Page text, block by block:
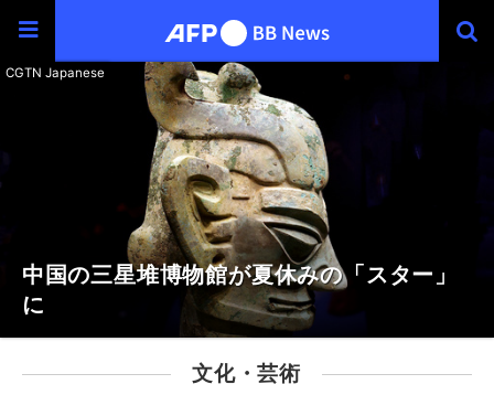
中国の三星堆博物館が夏休みの「スター」
に
文化・芸術